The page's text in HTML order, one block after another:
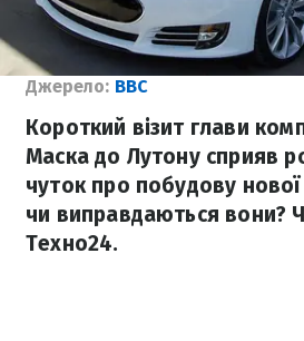
Джерело: BBC
Короткий візит глави
Маска до Лутону сприяв
чуток про побудову
чи виправдаються вони?
Техно24.